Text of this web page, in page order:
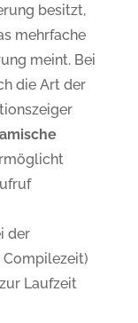
besitzt,
mehrfache
meint. Bei
die Art der
der
Laufzeit